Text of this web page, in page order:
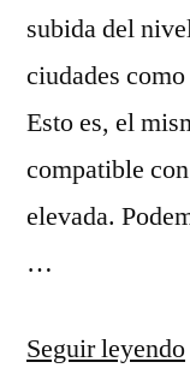
subida del
ciudades
Esto es, el
compatible
elevada.
…
Seguir leyendo